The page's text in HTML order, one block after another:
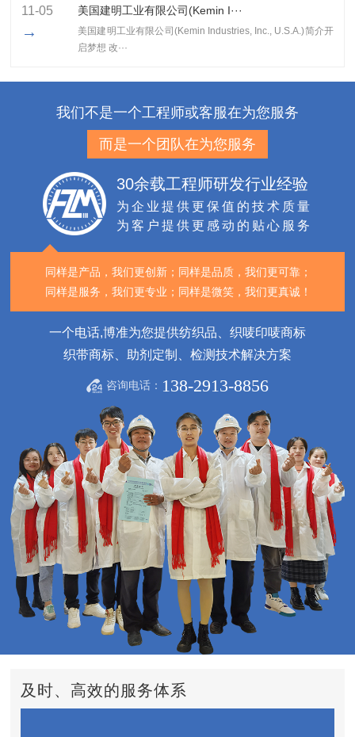
11-05
→
美国建明工业有限公司(Kemin I···
美国建明工业有限公司(Kemin Industries, Inc., U.S.A.)简介开
启梦想 改···
我们不是一个工程师或客服在为您服务
而是一个团队在为您服务
30余载工程师研发行业经验
为企业提供更保值的技术质量
为客户提供更感动的贴心服务
同样是产品，我们更创新； 同样是品质，我们更可靠；
同样是服务，我们更专业； 同样是微笑，我们更真诚！
一个电话,博准为您提供纺织品、织唛印唛商标
织带商标、助剂定制、检测技术解决方案
咨询电话： 138-2913-8856
及时、高效的服务体系